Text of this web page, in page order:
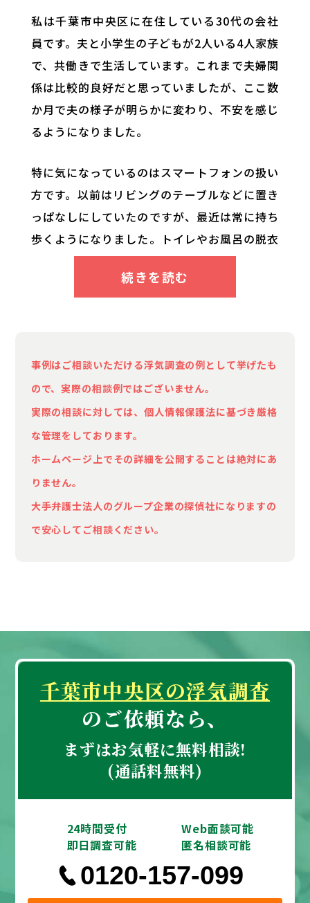
私は千葉市中央区に在住している30代の会社
員です。夫と小学生の子どもが2人いる4人家族
で、共働きで生活しています。これまで夫婦関
係は比較的良好だと思っていましたが、ここ数
か月で夫の様子が明らかに変わり、不安を感じ
るようになりました。
特に気になっているのはスマートフォンの扱い
方です。以前はリビングのテーブルなどに置き
っぱなしにしていたのですが、最近は常に持ち
歩くようになりました。トイレやお風呂の脱衣
所にまで持っていき、私が近くにいると画面を
見られないように隠すことがあります。また、
さらに、仕事関係の飲み会や外食が急に増えま
した。以前は休日を家族と過ごすことが多かっ
たのですが、最近は休日出勤や友人との予定を
理由に外出することが増えています。服装や髪
型にも急に気を使うようになり、新しい下着や
香水を購入していたことも気になっています。
が、確かな証拠がないまま話をして関係が悪化
するのも避けたいと思っています。
私が浮気調査を依頼したい理由は、本当のこと
を知りたいからです。もし浮気をしていないの
であれば安心できますし、もし事実であれば今
後の夫婦関係について冷静に考えたいと思って
います。場合によっては関係修復を目指したい
ですし、状況次第では離婚や慰謝料請求につい
ても検討する必要があるかもしれません。
ただ、探偵事務所に依頼するとなると費用がど
のくらいかかるのか分からず、不安がありま
事例はご相談いただける浮気調査の例として挙げたも
ので、実際の相談例ではございません。
実際の相談に対しては、個人情報保護法に基づき厳格
な管理をしております。
ホームページ上でその詳細を公開することは絶対にあ
りません。
大手弁護士法人のグループ企業の探偵社になりますの
で安心してご相談ください。
千葉市中央区の浮気調査
のご依頼なら、
まずはお気軽に無料相談!
(通話料無料)
24時間受付
Web面談可能
即日調査可能
匿名相談可能
0120-157-099